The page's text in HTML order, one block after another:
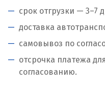
срок отгрузки — 3–7
доставка
самовывоз по
отсрочка платежа
согласованию.